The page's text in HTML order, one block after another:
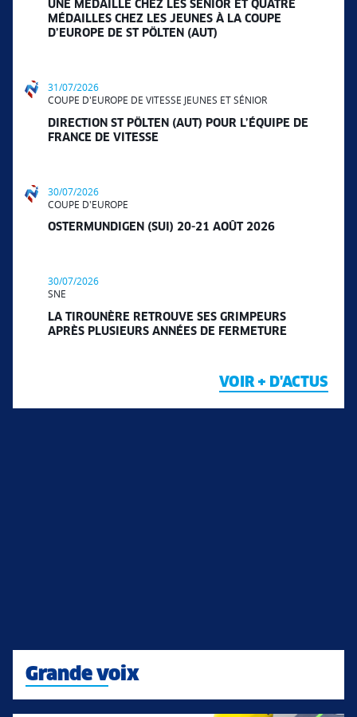
UNE MÉDAILLE CHEZ LES SÉNIOR ET QUATRE
MÉDAILLES CHEZ LES JEUNES À LA COUPE
D’EUROPE DE ST PÖLTEN (AUT)
31/07/2026
COUPE D'EUROPE DE VITESSE JEUNES ET SÉNIOR
DIRECTION ST PÖLTEN (AUT) POUR L’ÉQUIPE DE
FRANCE DE VITESSE
30/07/2026
COUPE D'EUROPE
OSTERMUNDIGEN (SUI) 20-21 AOÛT 2026
30/07/2026
SNE
LA TIROUNÈRE RETROUVE SES GRIMPEURS
APRÈS PLUSIEURS ANNÉES DE FERMETURE
VOIR + D'ACTUS
Grande voix